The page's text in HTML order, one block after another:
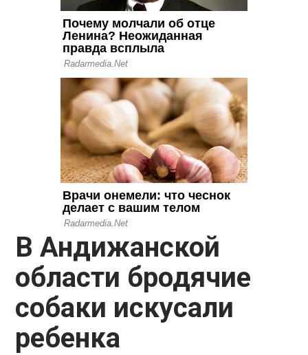
В Андижанской
области бродячие
собаки искусали
ребенка